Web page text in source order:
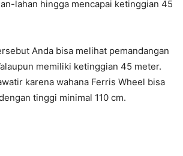
lahan hingga mencapai ketinggian 45
Anda bisa melihat pemandangan
memiliki ketinggian 45 meter.
karena wahana Ferris Wheel bisa
tinggi minimal 110 cm.